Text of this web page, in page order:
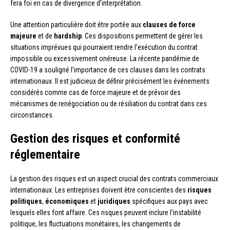
fera foi en cas de divergence d’interprétation.
Une attention particulière doit être portée aux clauses de force
majeure et de hardship . Ces dispositions permettent de gérer les
situations imprévues qui pourraient rendre l’exécution du contrat
impossible ou excessivement onéreuse. La récente pandémie de
COVID-19 a souligné l’importance de ces clauses dans les contrats
internationaux. Il est judicieux de définir précisément les événements
considérés comme cas de force majeure et de prévoir des
mécanismes de renégociation ou de résiliation du contrat dans ces
circonstances.
Gestion des risques et conformité
réglementaire
La gestion des risques est un aspect crucial des contrats commerciaux
internationaux. Les entreprises doivent être conscientes des risques
politiques, économiques et juridiques spécifiques aux pays avec
lesquels elles font affaire. Ces risques peuvent inclure l’instabilité
politique, les fluctuations monétaires, les changements de